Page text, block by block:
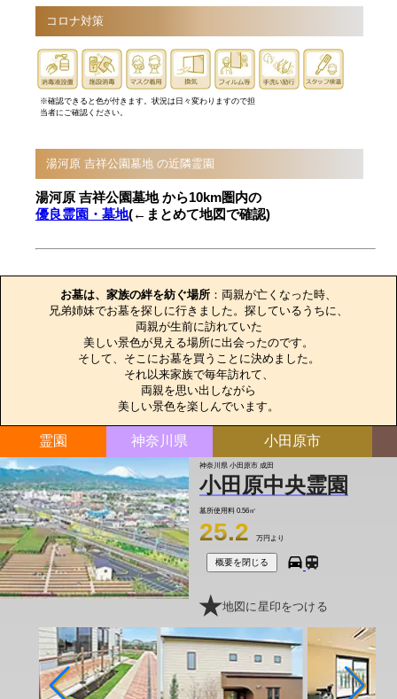
コロナ対策
※確認できると色が付きます。状況は日々変わりますので担
当者にご確認ください。
湯河原 吉祥公園墓地 の近隣霊園
湯河原 吉祥公園墓地 から10km圏内の
優良霊園・墓地(←まとめて地図で確認)
お墓は、家族の絆を紡ぐ場所 ：両親が亡くなった時、
兄弟姉妹でお墓を探しに行きました。探しているうちに、
両親が生前に訪れていた
美しい景色が見える場所に出会ったのです。
そして、そこにお墓を買うことに決めました。
それ以来家族で毎年訪れて、
両親を思い出しながら
美しい景色を楽しんでいます。
霊園 神奈川県 小田原市
神奈川県 小田原市 成田
小田原中央霊園
墓所使用料 0.56㎡
25.2 万円より
概要を閉じる
地図に星印をつける